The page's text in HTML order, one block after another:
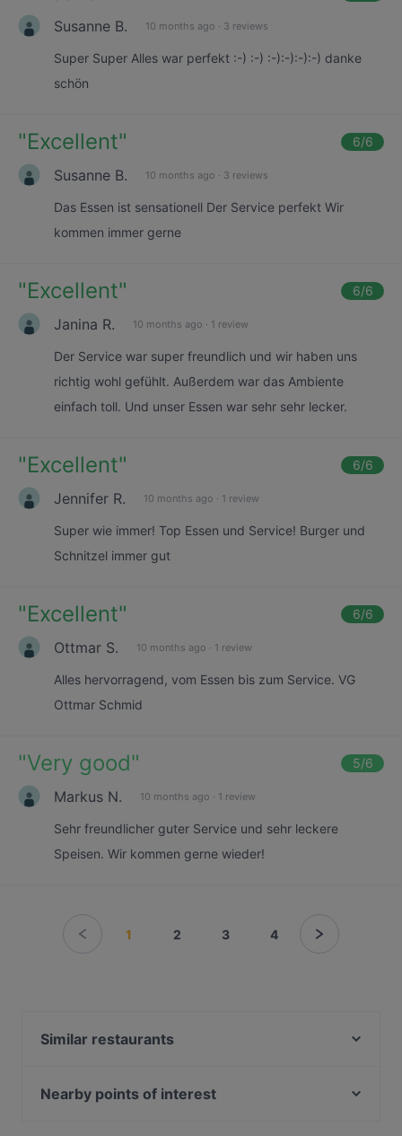
Susanne B. 10 months ago · 3 reviews
Super Super Alles war perfekt :-) :-) :-):-):-):-) danke
schön
"Excellent" 6/6
Susanne B. 10 months ago · 3 reviews
Das Essen ist sensationell Der Service perfekt Wir
kommen immer gerne
"Excellent" 6/6
Janina R. 10 months ago · 1 review
Der Service war super freundlich und wir haben uns
richtig wohl gefühlt. Außerdem war das Ambiente
einfach toll. Und unser Essen war sehr sehr lecker.
"Excellent" 6/6
Jennifer R. 10 months ago · 1 review
Super wie immer! Top Essen und Service! Burger und
Schnitzel immer gut
"Excellent" 6/6
Ottmar S. 10 months ago · 1 review
Alles hervorragend, vom Essen bis zum Service. VG
Ottmar Schmid
"Very good" 5/6
Markus N. 10 months ago · 1 review
Sehr freundlicher guter Service und sehr leckere
Speisen. Wir kommen gerne wieder!
1 2 3 4
Similar restaurants
Tobu Asian Restaurant
Nearby points of interest